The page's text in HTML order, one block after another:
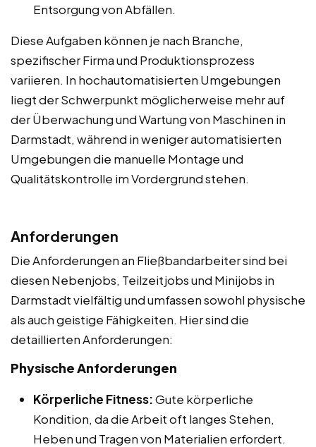
Entsorgung von Abfällen.
Diese Aufgaben können je nach Branche,
spezifischer Firma und Produktionsprozess
variieren. In hochautomatisierten Umgebungen
liegt der Schwerpunkt möglicherweise mehr auf
der Überwachung und Wartung von Maschinen in
Darmstadt, während in weniger automatisierten
Umgebungen die manuelle Montage und
Qualitätskontrolle im Vordergrund stehen.
Anforderungen
Die Anforderungen an Fließbandarbeiter sind bei
diesen Nebenjobs, Teilzeitjobs und Minijobs in
Darmstadt vielfältig und umfassen sowohl physische
als auch geistige Fähigkeiten. Hier sind die
detaillierten Anforderungen:
Physische Anforderungen
Körperliche Fitness:Gute körperliche
Kondition, da die Arbeit oft langes Stehen,
Heben und Tragen von Materialien erfordert.